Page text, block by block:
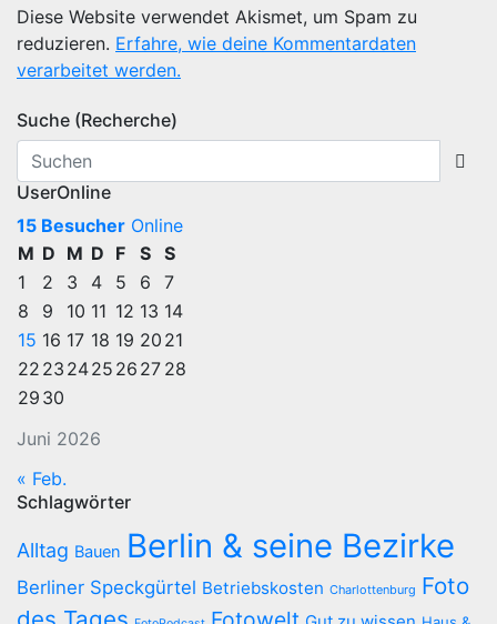
Diese Website verwendet Akismet, um Spam zu
reduzieren. Erfahre, wie deine Kommentardaten
verarbeitet werden.
Suche (Recherche)
UserOnline
15 Besucher Online
Juni 2026
M D M D F S S
1
2 3 4 5 6
7
8
9 10 11 12 13 14
15 16 17 18 19 20 21
22 23 2425 26 27 28
29 30
« Feb.
Schlagwörter
Alltag Bauen Berlin & seine Bezirke
Berliner Speckgürtel Betriebskosten Charlottenburg Foto